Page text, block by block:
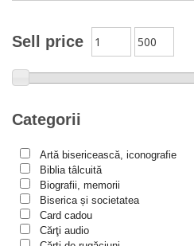
Alexandru Creţu
Alexandru Huțanu
Alexandru Lascarov-Moldovanu
Alexandru Rădescu
Alexandru Tkacenko
Alexis Torrance
Alina Ana Nistor
Sell price
Categorii
Artă bisericească, iconografie
Biblia tâlcuită
Biografii, memorii
Biserica și societatea
Card cadou
Cărţi audio